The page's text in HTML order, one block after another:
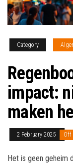
Category
impact:
maken
2 February 2025 Off
Het is geen geheim